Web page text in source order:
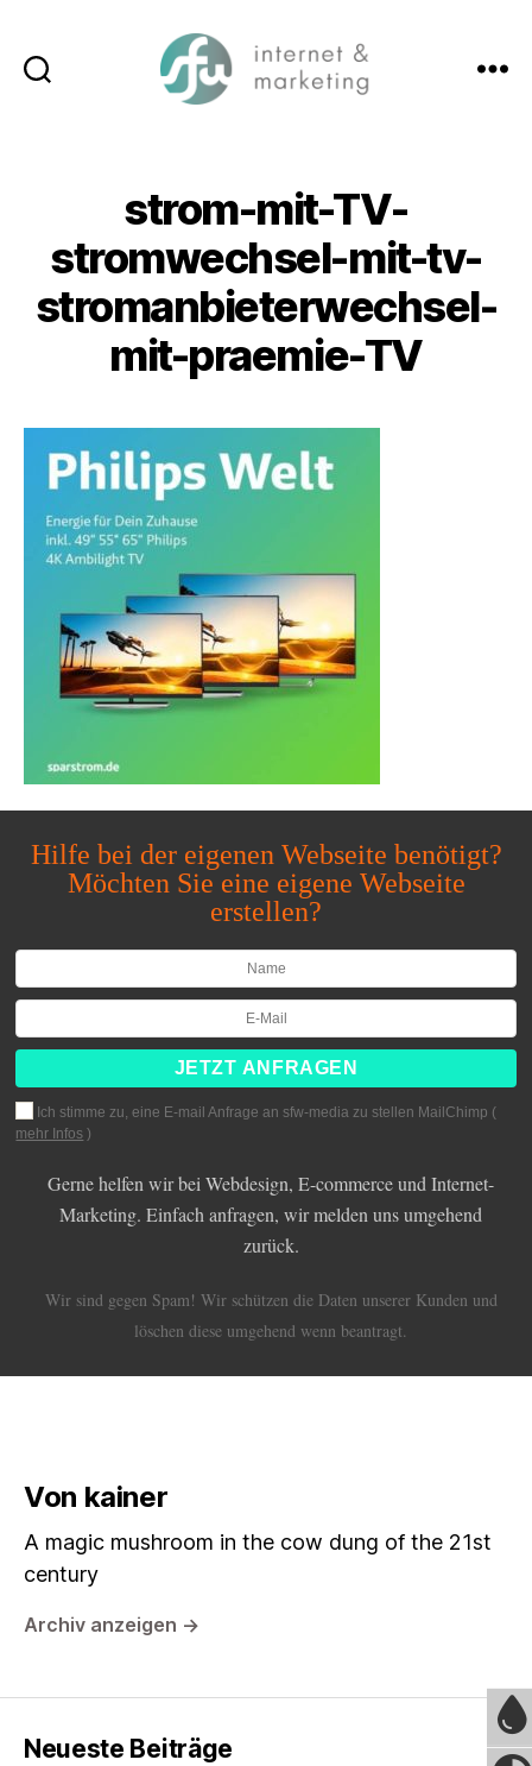
strom-mit-TV-
stromwechsel-mit-tv-
stromanbieterwechsel-
mit-praemie-TV
Hilfe bei der eigenen Webseite benötigt?
Möchten Sie eine eigene Webseite
erstellen?
Ich stimme zu, eine E-mail Anfrage an sfw-media zu stellen MailChimp (
mehr Infos )
Gerne helfen wir bei Webdesign, E-commerce und Internet-
Marketing. Einfach anfragen, wir melden uns umgehend
zurück.
Wir sind gegen Spam! Wir schützen die Daten unserer Kunden und
löschen diese umgehend wenn beantragt.
Von kainer
A magic mushroom in the cow dung of the 21st
century
Archiv anzeigen →
Neueste Beiträge